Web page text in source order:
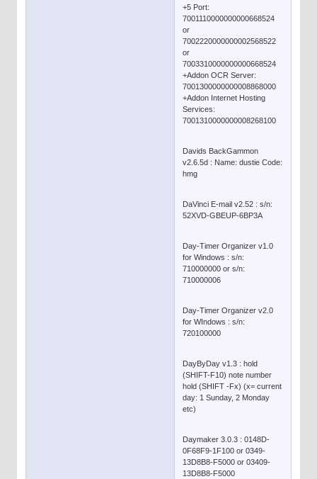
+5 Port:
7001110000000000668524
or
7002220000000002568522
or
7003310000000000668524
+Addon OCR Server:
7001300000000008868000
+Addon Internet Hosting
Services:
7001310000000008268100
Davids BackGammon
v2.6.5d : Name: dustie Code:
hmg
DaVinci E-mail v2.52 : s/n:
52XVD-GBEUP-6BP3A
Day-Timer Organizer v1.0
for Windows : s/n:
710000000 or s/n:
710000006
Day-Timer Organizer v2.0
for WIndows : s/n:
720100000
DayByDay v1.3 : hold
(SHIFT-F10) note number
hold (SHIFT -Fx) (x= current
day: 1 Sunday, 2 Monday
etc)
Daymaker 3.0.3 : 0148D-
0F68F9-1F100 or 0349-
13D8B8-F5000 or 03409-
13D8B8-F5000